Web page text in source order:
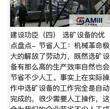
建设功臣（四） 选矿设备的优
点盘点- 节省人工：机械革命极
大的解放了劳动力，既然选矿设
备有那么高的生产效率自然也会
节省不少人工。事实上在实际操
作中选矿设备的工作完全是自动
完成的，很少需要人工操作，这